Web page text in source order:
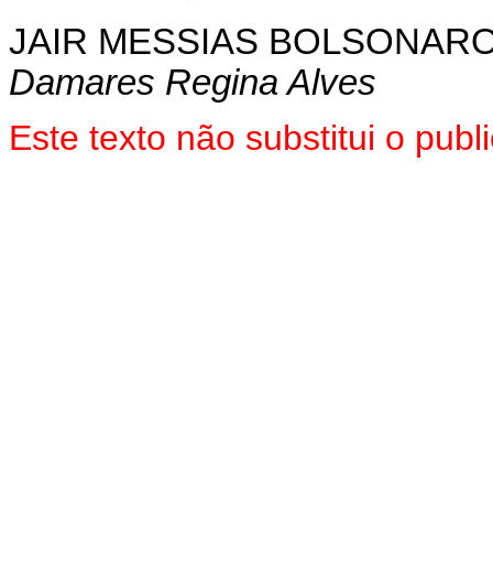
JAIR MESSIAS
Damares Regina Alves
Este texto não substitui o